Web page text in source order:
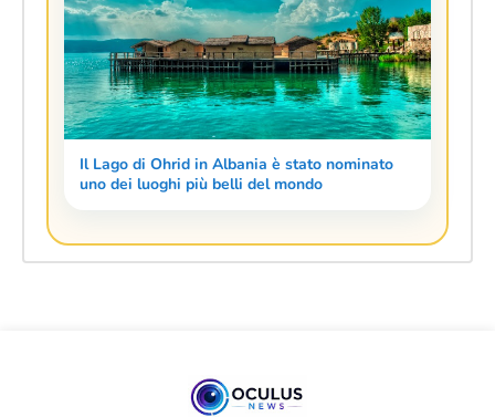
Il Lago di Ohrid in Albania è stato nominato
uno dei luoghi più belli del mondo